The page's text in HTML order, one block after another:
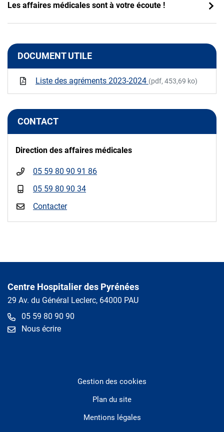
Les affaires médicales sont à votre écoute !
DOCUMENT UTILE
Liste des agréments 2023-2024 (pdf, 453,69 ko)
CONTACT
Direction des affaires médicales
05 59 80 90 91 86
05 59 80 90 34
Contacter
Centre Hospitalier des Pyrénées
29 Av. du Général Leclerc, 64000 PAU
05 59 80 90 90
Nous écrire
Gestion des cookies
Plan du site
Mentions légales